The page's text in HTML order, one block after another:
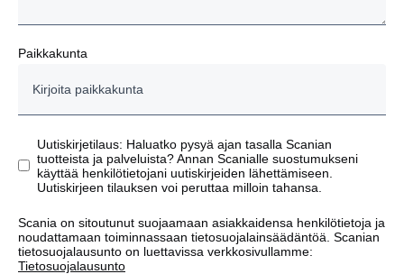
Paikkakunta
Uutiskirjetilaus: Haluatko pysyä ajan tasalla Scanian
tuotteista ja palveluista? Annan Scanialle suostumukseni
käyttää henkilötietojani uutiskirjeiden lähettämiseen.
Uutiskirjeen tilauksen voi peruttaa milloin tahansa.
Scania on sitoutunut suojaamaan asiakkaidensa henkilötietoja ja
noudattamaan toiminnassaan tietosuojalainsäädäntöä. Scanian
tietosuojalausunto on luettavissa verkkosivullamme:
Tietosuojalausunto